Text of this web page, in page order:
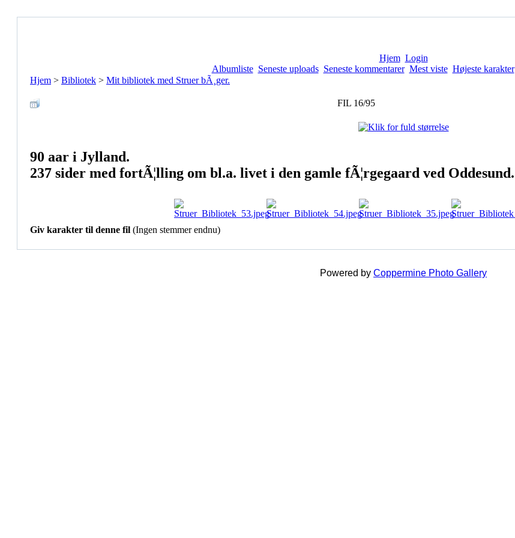
Hjem Login
Albumliste Seneste uploads Seneste kommentarer Mest viste Højeste karakter
Hjem > Bibliotek > Mit bibliotek med Struer bÃ¸ger.
FIL 16/95
90 aar i Jylland.
237 sider med fortÃ¦lling om bl.a. livet i den gamle fÃ¦rgegaard ved Oddesund.
Giv karakter til denne fil (Ingen stemmer endnu)
Powered by Coppermine Photo Gallery